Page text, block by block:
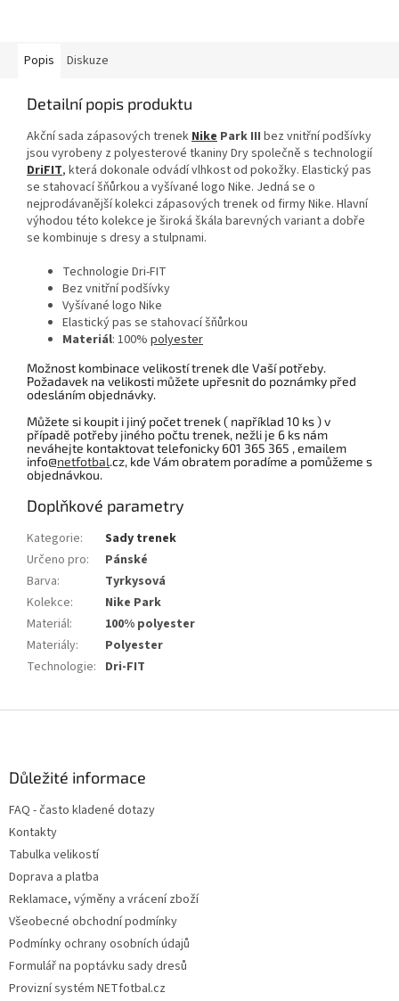
Popis Diskuze
Detailní popis produktu
Akční sada zápasových trenekNike Park III bez vnitřní podšívky
jsou vyrobeny z polyesterové tkaniny Dry společně s technologií
DriFIT, která dokonale odvádí vlhkost od pokožky. Elastický pas
se stahovací šňůrkou a vyšívané logo Nike. Jedná se o
nejprodávanější kolekci zápasových trenek od firmy Nike. Hlavní
výhodou této kolekce je široká škála barevných variant a dobře
se kombinuje s dresy a stulpnami.
Technologie Dri-FIT
Bez vnitřní podšívky
Vyšívané logo Nike
Elastický pas se stahovací šňůrkou
Materiál: 100% polyester
Možnost kombinace velikostí trenek dle Vaší potřeby.
Požadavek na velikosti můžete upřesnit do poznámky před
odesláním objednávky.
Můžete si koupit i jiný počet trenek ( například 10 ks ) v
případě potřeby jiného počtu trenek, nežli je 6 ks nám
neváhejte kontaktovat telefonicky 601 365 365 , emailem
info@netfotbal.cz, kde Vám obratem poradíme a pomůžeme s
objednávkou.
Doplňkové parametry
Kategorie:
Sady trenek
Určeno pro:
Pánské
Barva:
Tyrkysová
Kolekce:
Nike Park
Materiál:
100% polyester
Materiály:
Polyester
Technologie: Dri-FIT
Důležité informace
FAQ - často kladené dotazy
Kontakty
Tabulka velikostí
Doprava a platba
Reklamace, výměny a vrácení zboží
Všeobecné obchodní podmínky
Podmínky ochrany osobních údajů
Formulář na poptávku sady dresů
Provizní systém NETfotbal.cz